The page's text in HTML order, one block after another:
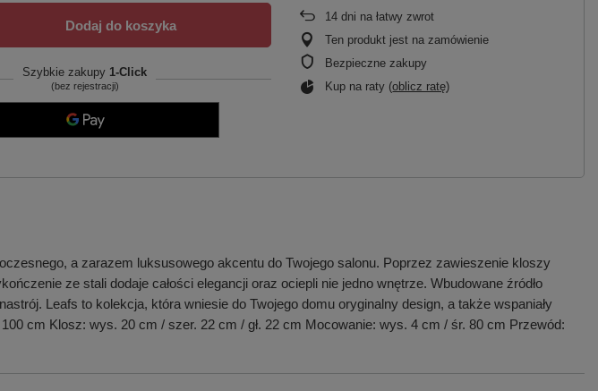
Dodaj do koszyka
Szybkie zakupy 1-Click
(bez rejestracji)
14 dni na łatwy zwrot
Ten produkt jest na zamówienie
Bezpieczne zakupy
Kup na raty (oblicz ratę)
a zarazem luksusowego akcentu do Twojego salonu. Poprzez zawieszenie kloszy
ze stali dodaje całości elegancji oraz ociepli nie jedno wnętrze. Wbudowane źródło
Leafs to kolekcja, która wniesie do Twojego domu oryginalny design, a także wspaniały
cm Klosz: wys. 20 cm / szer. 22 cm / gł. 22 cm Mocowanie: wys. 4 cm / śr. 80 cm Przewód: